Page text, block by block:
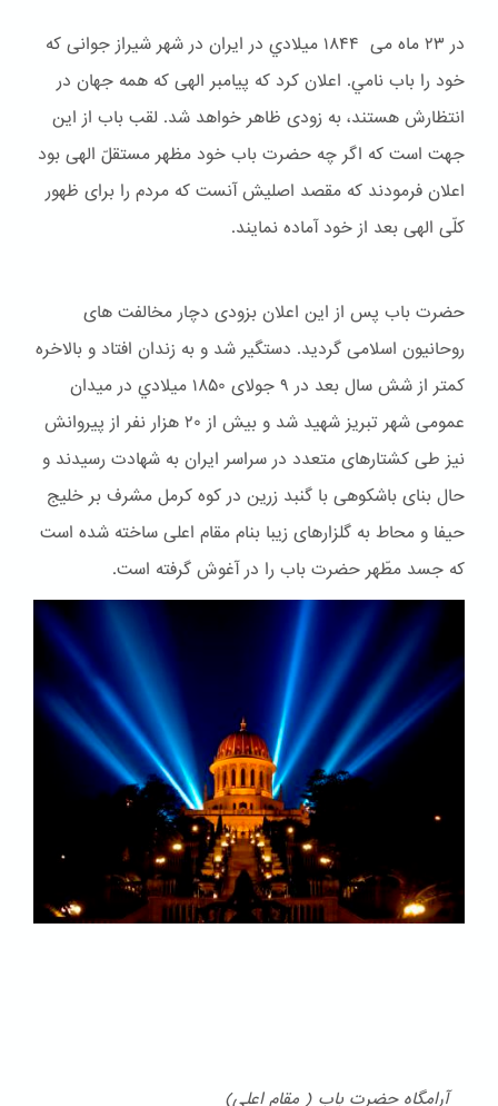
در ۲۳ ماه می ۱۸۴۴ ميلادي در ایران در شهر شیراز جوانی که
خود را باب نامي. اعلان کرد که پیامبر الهی که همه جهان در
انتظارش هستند، به زودی ظاهر خواهد شد. لقب باب از این
جهت است که اگر چه حضرت باب خود مظهر مستقلّ الهی بود
اعلان فرمودند که مقصد اصلیش آنست که مردم را برای ظهور
کلّی الهی بعد از خود آماده نمایند.
حضرت باب پس از این اعلان بزودی دچار مخالفت های
روحانیون اسلامی گردید. دستگیر شد و به زندان افتاد و بالاخره
کمتر از شش سال بعد در ۹ جولای ۱۸۵۰ ميلادي در میدان
عمومی شهر تبریز شهید شد و بیش از ۲۰ هزار نفر از پیروانش
نیز طی کشتارهای متعدد در سراسر ایران به شهادت رسیدند و
حال بنای باشكوهی با گنبد زرین در کوه کرمل مشرف بر خلیج
حیفا و محاط به گلزارهای زیبا بنام مقام اعلی ساخته شده است
که جسد مطّهر حضرت باب را در آغوش گرفته است.
آرامگاه حضرت باب ( مقام اعلی)